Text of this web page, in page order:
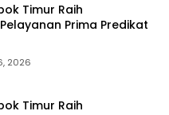
Timur Raih
Prima Predikat
2026
Timur Raih